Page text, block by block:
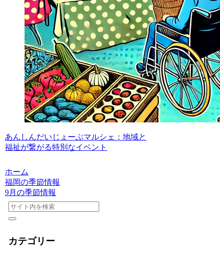
あんしんだいじょーぶマルシェ：地域と
福祉が繋がる特別なイベント
ホーム
福岡の季節情報
9月の季節情報
カテゴリー